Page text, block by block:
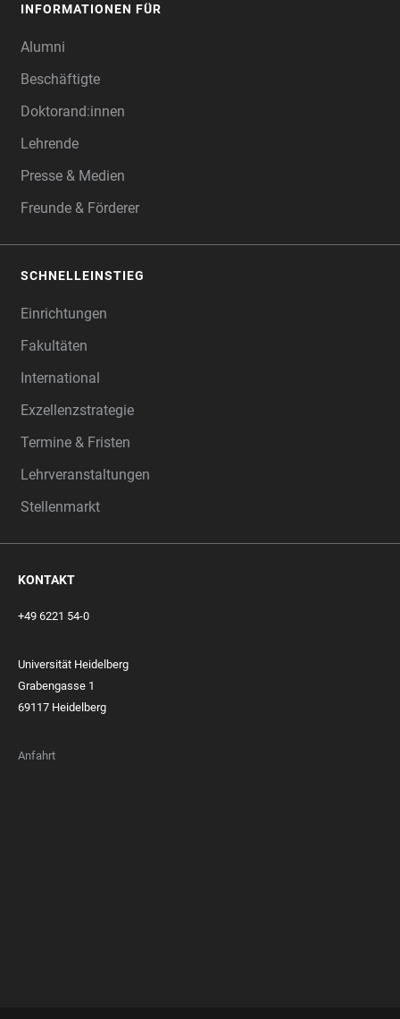
INFORMATIONEN FÜR
Alumni
Beschäftigte
Doktorand:innen
Lehrende
Presse & Medien
Freunde & Förderer
SCHNELLEINSTIEG
Einrichtungen
Fakultäten
International
Exzellenzstrategie
Termine & Fristen
Lehrveranstaltungen
Stellenmarkt
KONTAKT
+49 6221 54-0
Universität Heidelberg
Grabengasse 1
69117 Heidelberg
Anfahrt